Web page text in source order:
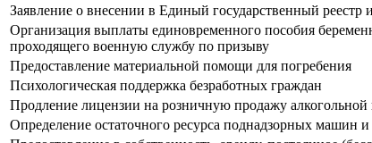
Заявление о внесении в Единый государственный реестр
Организация выплаты единовременного пособия
проходящего военную службу по призыву
Предоставление материальной помощи для погребения
Психологическая поддержка безработных граждан
Продление лицензии на розничную продажу алкогольной
Определение остаточного ресурса поднадзорных машин